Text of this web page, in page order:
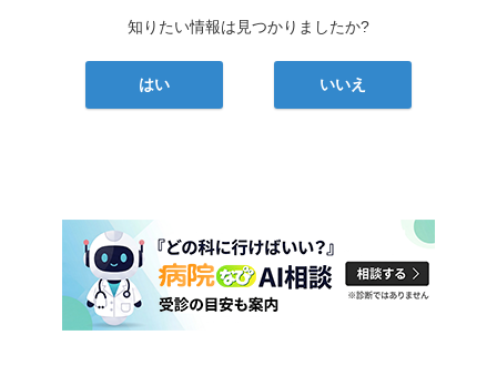
知りたい情報は見つかりましたか?
はい いいえ